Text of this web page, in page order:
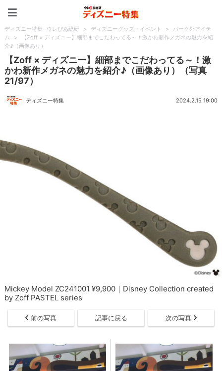
ディズニー特集 -ウレぴあ総研 > ディズニーグッズ・イベント >
パーク外アイテ
ム
>
【Zoff × ディズニー】細部までこだわってる～！激かわ新作メガネの魅力を紹
介♪（画像あり）
【Zoff × ディズニー】細部までこだわってる～！激
かわ新作メガネの魅力を紹介♪（画像あり）（写真
21/97）
ディズニー特集 2024.2.15 19:00
Mickey Model ZC241001 ¥9,900｜Disney Collection created
by Zoff PASTEL series
前の写真 記事に戻る 次の写真